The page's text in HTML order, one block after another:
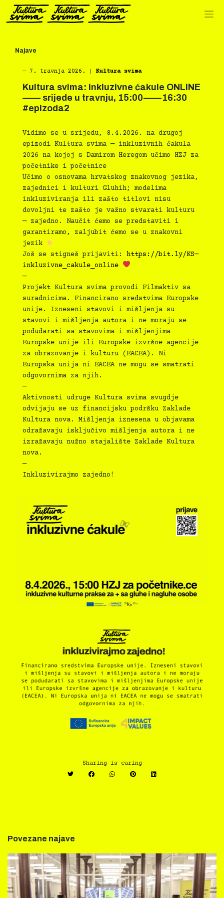
Preskoči
sadržaj
Najave
― 7. travnja 2026. Kultura svima
Kultura svima: inkluzivne ćakule ONLINE
—— srijede u travnju, 15:00——16:30
#epizoda2
Vidimo se u srijedu, 8.4.2026. na drugoj
epizodi Kultura svima — inkluzivnih ćakula
2026 na kojoj s Damirom Heregom učimo HZJ za
početnike i početnice
Učimo o osnovama hrvatskog znakovnog jezika,
zajednici i kulturi Gluhih; modelima
inkluziviranja ili zašto titlovi nisu
dovoljni te zašto je važno stvarati kulturu
— zajedno. Naučit ćemo se predstaviti i
garantiramo, zaljubit ćemo se u znakovni
jezik
Još se stigneš prijaviti: https://bit.ly/KS—
inkluzivne_cakule_online
—
Projekt Kultura svima provodi Filmaktiv sa
suradnicima. Financirano sredstvima Europske
unije. Izneseni stavovi i mišljenja su
stavovi i mišljenja autora i ne moraju se
podudarati sa stavovima i mišljenjima
Europske unije ili Europske izvršne agencije
za obrazovanje i kulturu (EACEA). Ni
Europska unija ni EACEA ne mogu se smatrati
odgovornima za njih.
—
Aktivnosti udruge Kultura svima svugdje
odvijaju se uz financijsku podršku Zaklade
Kultura nova. Mišljenja iznesena u objavama
odražavaju isključivo mišljenja autora i ne
izražavaju nužno stajalište Zaklade Kultura
nova.
—
Inkluzivirajmo zajedno!
Sharing is caring
Povezane najave